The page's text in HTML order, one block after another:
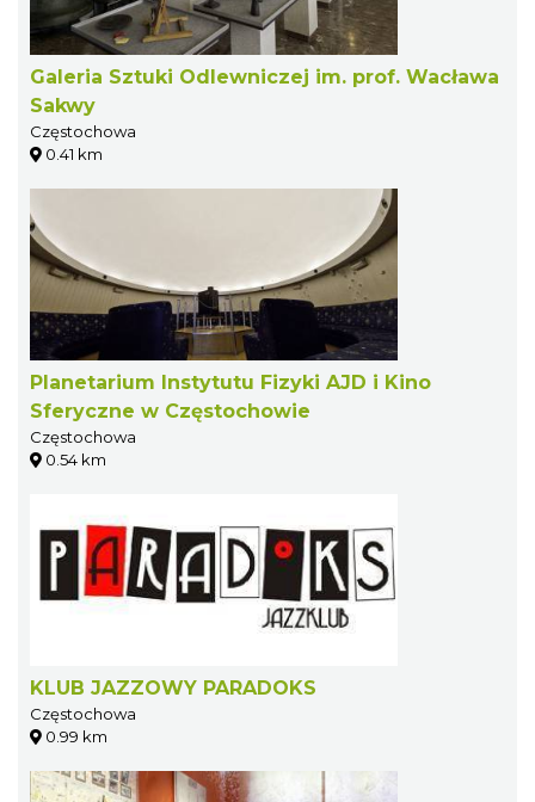
Galeria Sztuki Odlewniczej im. prof. Wacława
Sakwy
Częstochowa
0.41 km
Planetarium Instytutu Fizyki AJD i Kino
Sferyczne w Częstochowie
Częstochowa
0.54 km
KLUB JAZZOWY PARADOKS
Częstochowa
0.99 km